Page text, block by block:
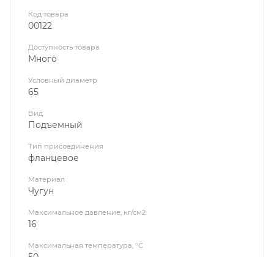
Код товара
00122
Доступность товара
Много
Условный диаметр
65
Вид
Подъемный
Тип присоединения
фланцевое
Материал
Чугун
Максимальное давление, кг/см2
16
Максимальная температура, °C